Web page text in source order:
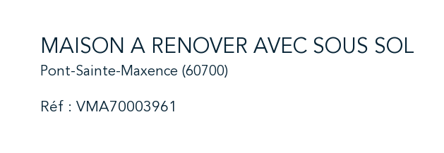
MAISON A RENOVER AVEC SOUS SOL
Pont-Sainte-Maxence (60700)
Réf : VMA70003961